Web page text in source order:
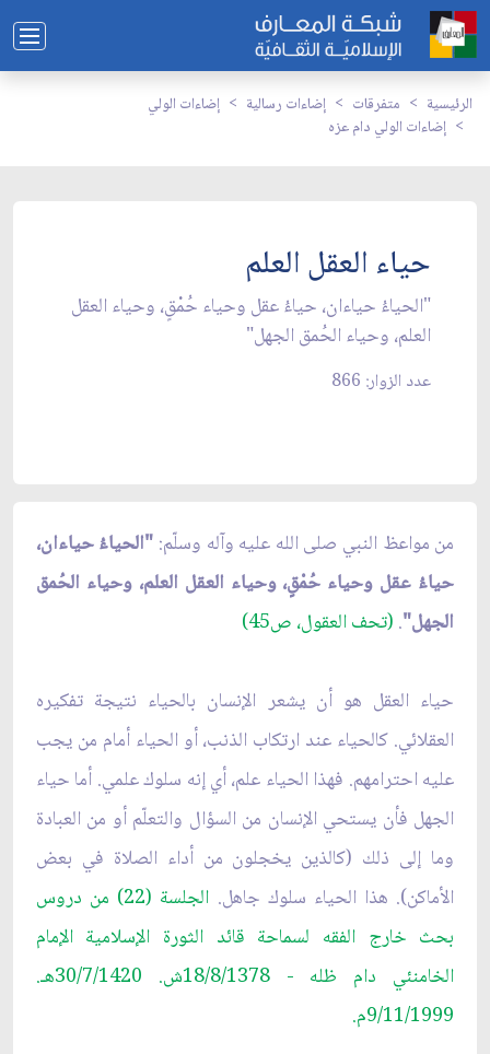
الرئيسية متفرقات إضاءات رسالية
إضاءات الولي
إضاءات الولي دام عزه
حياء العقل العلم
"الحياءُ حياءان، حياءُ عقل وحياء حُمْقٍ، وحياء العقل
العلم، وحياء الحُمق الجهل"
عدد الزوار: 866
من مواعظ النبي صلى الله عليه وآله وسلّم: "الحياءُ حياءان،
حياءُ عقل وحياء حُمْقٍ، وحياء العقل العلم، وحياء الحُمق
الجهل". (تحف العقول، ص45)
حياء العقل هو أن يشعر الإنسان بالحياء نتيجة تفكيره
العقلائي. كالحياء عند ارتكاب الذنب، أو الحياء أمام من يجب
عليه احترامهم. فهذا الحياء علم، أي إنه سلوك علمي. أما حياء
الجهل فأن يستحي الإنسان من السؤال والتعلّم أو من العبادة
وما إلى ذلك (كالذين يخجلون من أداء الصلاة في بعض
الأماكن). هذا الحياء سلوك جاهل.
الجلسة (22) من دروس
بحث خارج الفقه لسماحة قائد الثورة الإسلامية الإمام
الخامنئي دام ظله - 18/8/1378ش. 30/7/1420هـ.
9/11/1999م.